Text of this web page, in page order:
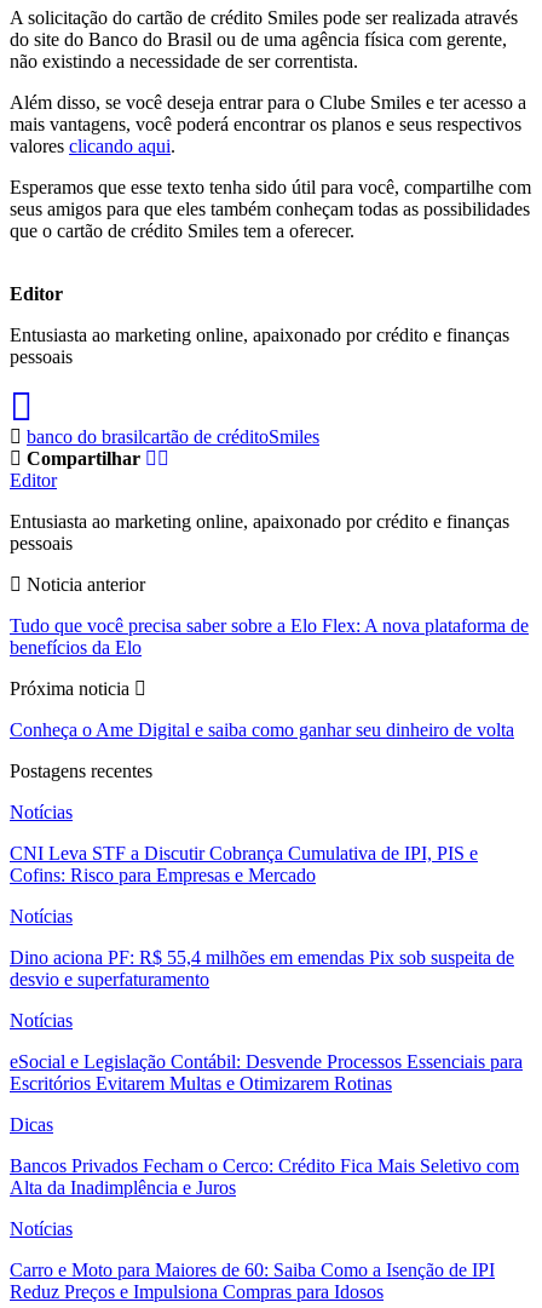
A solicitação do cartão de crédito Smiles pode ser realizada através
do site do Banco do Brasil ou de uma agência física com gerente,
não existindo a necessidade de ser correntista.
Além disso, se você deseja entrar para o Clube Smiles e ter acesso a
mais vantagens, você poderá encontrar os planos e seus respectivos
valores clicando aqui.
Esperamos que esse texto tenha sido útil para você, compartilhe com
seus amigos para que eles também conheçam todas as possibilidades
que o cartão de crédito Smiles tem a oferecer.
Editor
Entusiasta ao marketing online, apaixonado por crédito e finanças
pessoais
banco do brasilcartão de créditoSmiles
Compartilhar
Editor
Entusiasta ao marketing online, apaixonado por crédito e finanças
pessoais
Noticia anterior
Tudo que você precisa saber sobre a Elo Flex: A nova plataforma de
benefícios da Elo
Próxima noticia
Conheça o Ame Digital e saiba como ganhar seu dinheiro de volta
Postagens recentes
Notícias
CNI Leva STF a Discutir Cobrança Cumulativa de IPI, PIS e
Cofins: Risco para Empresas e Mercado
Notícias
Dino aciona PF: R$ 55,4 milhões em emendas Pix sob suspeita de
desvio e superfaturamento
Notícias
eSocial e Legislação Contábil: Desvende Processos Essenciais para
Escritórios Evitarem Multas e Otimizarem Rotinas
Dicas
Bancos Privados Fecham o Cerco: Crédito Fica Mais Seletivo com
Alta da Inadimplência e Juros
Notícias
Carro e Moto para Maiores de 60: Saiba Como a Isenção de IPI
Reduz Preços e Impulsiona Compras para Idosos